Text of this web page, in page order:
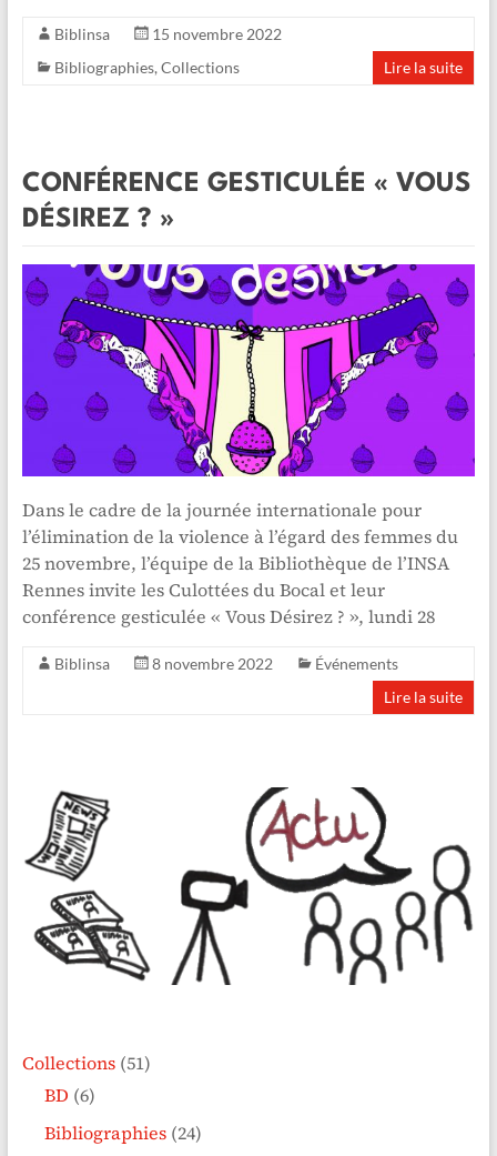
Biblinsa
15 novembre 2022
Bibliographies, Collections Lire la suite
CONFÉRENCE GESTICULÉE « VOUS
DÉSIREZ ? »
Dans le cadre de la journée internationale pour
l’élimination de la violence à l’égard des femmes du
25 novembre, l’équipe de la Bibliothèque de l’INSA
Rennes invite les Culottées du Bocal et leur
conférence gesticulée « Vous Désirez ? », lundi 28
Biblinsa 8 novembre 2022
Événements
Lire la suite
Collections(51)
BD (6)
Bibliographies(24)